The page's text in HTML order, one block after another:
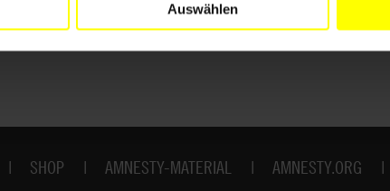
Auswählen
SHOP AMNESTY-MATERIAL AMNESTY.ORG